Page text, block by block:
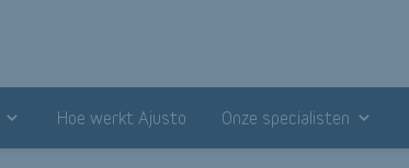
Hoe werkt Ajusto Onze specialisten